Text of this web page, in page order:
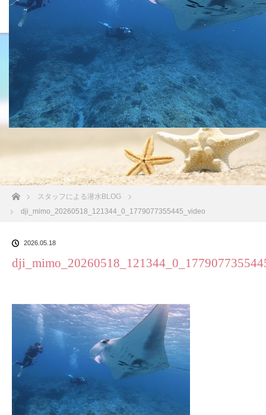
沖縄の海 BLOG
ホームスタッフによる潜水BLOG
dji_mimo_20260518_121344_0_1779077355445_video
2026.05.18